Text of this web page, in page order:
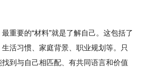
重要的“材料”就是了解自己。这包括了
活习惯、家庭背景、职业规划等。只
到与自己相匹配、有共同语言和价值